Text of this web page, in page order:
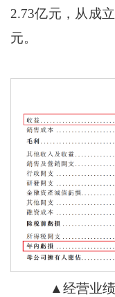
2.73亿元，从成
元。
▲经营业